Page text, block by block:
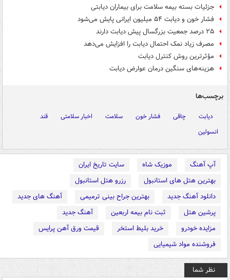
جزئیات بسته بیمه سلامت برای بیماران دیابتی
فشار خون و دیابت ۵۴ میلیون ایرانی پایش می‌شود
۲۵ درصد جمعیت بزرگسال پیش دیابت دارند
مصرف زیاد نمک احتمال دیابت را افزایش می‌دهد
مؤثرترین روش کنترل دیابت
هزینه‌های سنگین درمان عوارض دیابت
برچسب‌ها
دیابت چاقی فشار خون سلامت اخبار سلامتی
قند
انسولین
آپ آهنگ موزیک شاه
سایت تاریخ ایران
بهترین هتل های استانبول
رزرو هتل استانبول
دانلود آهنگ جدید
بهترین جراح بینی ترمیمی
آهنگ های جدید
پرشین هتل
ثبت نام بیمه اربعین
آهنگ جدید
مزایده خودرو
خرید بلیط استخر
قیمت ورق آهن پرایس
فروشنده مواد شیمیایی
نظر شما